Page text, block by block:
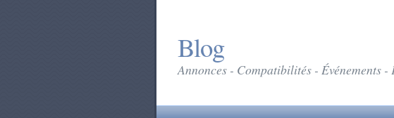
Blog
Annonces - Compatibilités - Événements